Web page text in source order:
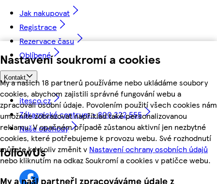
Nastavení soukromí a cookies
My a našich 18 partnerů používáme nebo ukládáme soubory
cookies, abychom zajistili správné fungování webu a
zpracovali osobní údaje. Povolením použití všech cookies nám
umožníte zobrazovat například také personalizovanou
reklamu. V opačném případě zůstanou aktivní jen nezbytné
cookies, které potřebujeme k provozu webu. Své rozhodnutí
můžete kdykoliv změnit v Nastavení ochrany osobních údajů
nebo kliknutím na odkaz Soukromí a cookies v patičce webu.
My a naši partneři zpracováváme údaje z
Jak nakupovat
Registrace
Rezervace času
Oblíbené
Kontakt
itesco.cz
Zákaznické centrum - 800 222 555
Naše obchody
followUs